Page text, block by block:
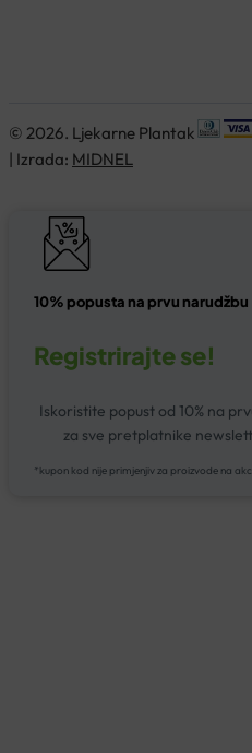
© 2026. Ljekarne Plantak
| Izrada: MIDNEL
10% popusta na prvu narudžbu
Registrirajte se!
Iskoristite popust od 10% na
za sve pretplatnike
*kupon kod nije primjenjiv za proizvode na